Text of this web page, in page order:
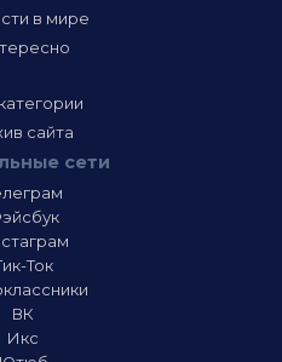
в мире
сайта
сети
Ток
ВК
Икс